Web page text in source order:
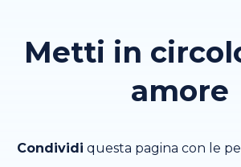
Metti in
amore
Condividi questa pagina con le